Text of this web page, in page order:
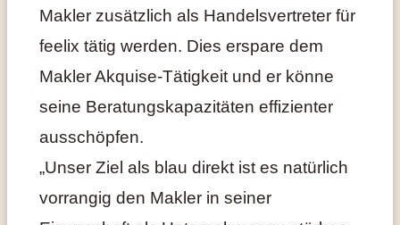
Makler zusätzlich als Handelsvertreter für
feelix tätig werden. Dies erspare dem
Makler Akquise-Tätigkeit und er könne
seine Beratungskapazitäten effizienter
ausschöpfen.
„Unser Ziel als blau direkt ist es natürlich
vorrangig den Makler in seiner